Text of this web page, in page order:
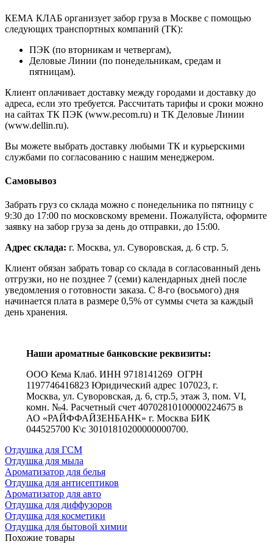
КЕМА КЛАБ организует забор груза в Москве с помощью
следующих транспортных компаний (ТК):
ПЭК (по вторникам и четвергам),
Деловые Линии (по понедельникам, средам и
пятницам).
Клиент оплачивает доставку между городами и доставку до
адреса, если это требуется. Рассчитать тарифы и сроки можно
на сайтах ТК ПЭК (www.pecom.ru) и ТК Деловые Линии
(www.dellin.ru).
Вы можете выбрать доставку любыми ТК и курьерскими
службами по согласованию с нашим менеджером.
Самовывоз
Забрать груз со склада можно с понедельника по пятницу с
9:30 до 17:00 по московскому времени. Пожалуйста, оформите
заявку на забор груза за день до отправки, до 15:00.
Адрес склада: г. Москва, ул. Суворовская, д. 6 стр. 5.
Клиент обязан забрать товар со склада в согласованный день
отгрузки, но не позднее 7 (семи) календарных дней после
уведомления о готовности заказа. С 8-го (восьмого) дня
начинается плата в размере 0,5% от суммы счета за каждый
день хранения.
Наши ароматные банковские реквизиты:
ООО Кема Клаб. ИНН 9718141269 ОГРН
1197746416823 Юридический адрес 107023, г.
Москва, ул. Суворовская, д. 6, стр.5, этаж 3, пом. VI,
комн. №4. Расчетный счет 40702810100000224675 в
АО «РАЙФФАЙЗЕНБАНК» г. Москва БИК
044525700 К\с 30101810200000000700.
Отдушка для ГСМ
Отдушка для мыла
Ароматизатор для белья
Отдушка для антисептиков
Ароматизатор для авто
Отдушка для диффузоров
Отдушка для косметики
Отдушка для бытовой химии
Похожие товары